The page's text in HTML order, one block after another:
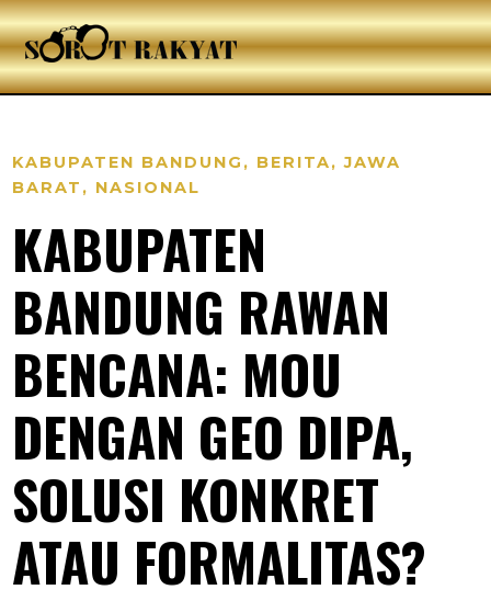
KABUPATEN BANDUNG , BERITA,JAWA
BARAT , NASIONAL
KABUPATEN
BANDUNG RAWAN
BENCANA: MOU
DENGAN GEO DIPA,
SOLUSI KONKRET
ATAU FORMALITAS?